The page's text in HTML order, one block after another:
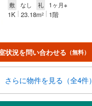
敷
なし 礼 1ヶ月※
1K 23.18m2 1階
状況を問い合わせる （無料）
さらに物件を見る（全4件）